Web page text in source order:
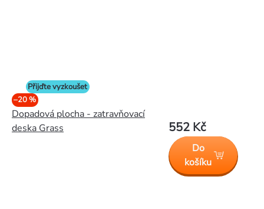
Přijďte vyzkoušet
–20 %
Dopadová plocha - zatravňovací
deska Grass
552 Kč
Do
košíku